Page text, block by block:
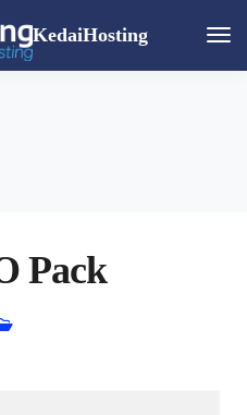
KedaiHosting
Pack